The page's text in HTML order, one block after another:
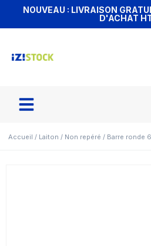
NOUVEAU : LIVRAISON
D'ACHAT
Accueil / Laiton / Non repéré / Barre ronde